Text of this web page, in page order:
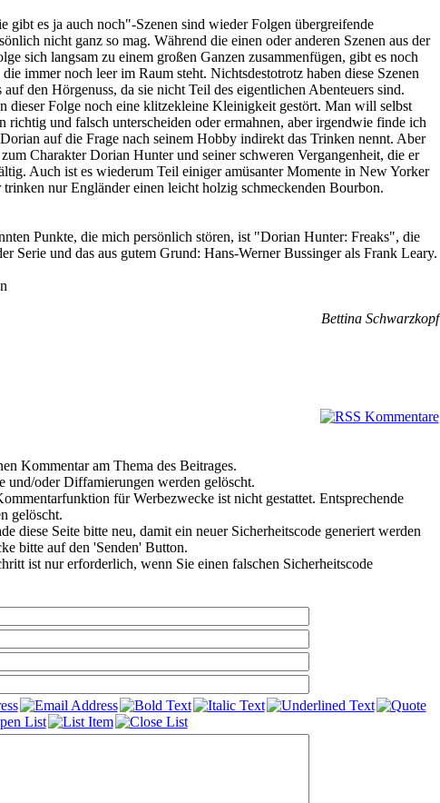
gibt es ja auch noch"-Szenen sind wieder Folgen übergreifende
nicht ganz so mag. Während die einen oder anderen Szenen aus der
sich langsam zu einem großen Ganzen zusammenfügen, gibt es noch
immer noch leer im Raum steht. Nichtsdestotrotz haben diese Szenen
den Hörgenuss, da sie nicht Teil des eigentlichen Abenteuers sind.
dieser Folge noch eine klitzekleine Kleinigkeit gestört. Man will selbst
und falsch unterscheiden oder ermahnen, aber irgendwie finde ich
auf die Frage nach seinem Hobby indirekt das Trinken nennt. Aber
Charakter Dorian Hunter und seiner schweren Vergangenheit, die er
Auch ist es wiederum Teil einiger amüsanter Momente in New Yorker
trinken nur Engländer einen leicht holzig schmeckenden Bourbon.
Punkte, die mich persönlich stören, ist "Dorian Hunter: Freaks", die
Serie und das aus gutem Grund: Hans-Werner Bussinger als Frank Leary.
Bettina Schwarzkopf
Kommentar am Thema des Beitrages.
und/oder Diffamierungen werden gelöscht.
für Werbezwecke ist nicht gestattet. Entsprechende
gelöscht.
diese Seite bitte neu, damit ein neuer Sicherheitscode generiert werden
bitte auf den 'Senden' Button.
ist nur erforderlich, wenn Sie einen falschen Sicherheitscode